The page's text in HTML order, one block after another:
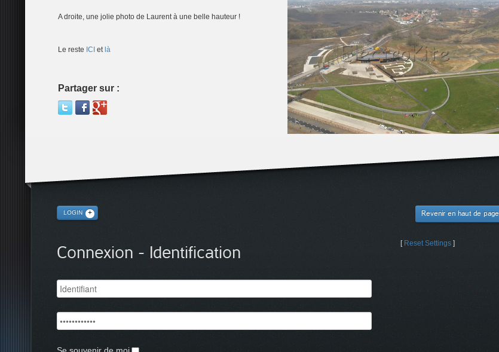
A droite, une jolie photo de Laurent à une belle hauteur !
Le reste ICI et là
Partager sur :
LOGIN
Connexion - Identification
Se souvenir de moi
Revenir en haut de page
[ Reset Settings ]